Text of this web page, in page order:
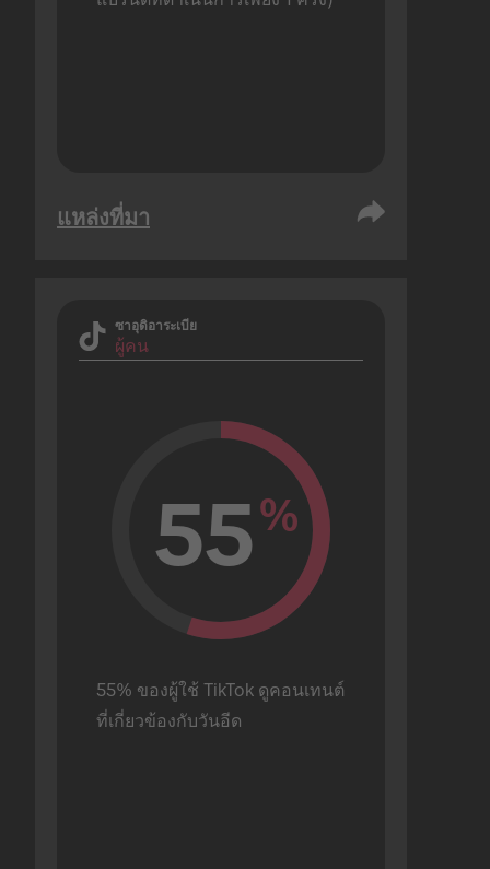
แหล่งที่มา
ซาอุดิอาระเบีย
ผู้คน
55%
55% ของผู้ใช้ TikTok ดูคอนเทนต์
ที่เกี่ยวข้องกับวันอีด